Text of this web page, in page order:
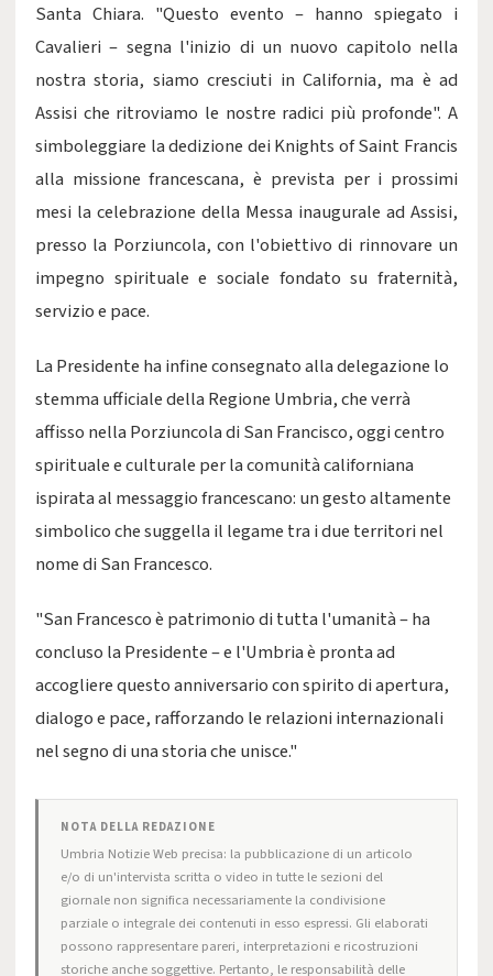
Santa Chiara. "Questo evento – hanno spiegato i
Cavalieri – segna l'inizio di un nuovo capitolo nella
nostra storia, siamo cresciuti in California, ma è ad
Assisi che ritroviamo le nostre radici più profonde". A
simboleggiare la dedizione dei Knights of Saint Francis
alla missione francescana, è prevista per i prossimi
mesi la celebrazione della Messa inaugurale ad Assisi,
presso la Porziuncola, con l'obiettivo di rinnovare un
impegno spirituale e sociale fondato su fraternità,
servizio e pace.
La Presidente ha infine consegnato alla delegazione lo
stemma ufficiale della Regione Umbria, che verrà
affisso nella Porziuncola di San Francisco, oggi centro
spirituale e culturale per la comunità californiana
ispirata al messaggio francescano: un gesto altamente
simbolico che suggella il legame tra i due territori nel
nome di San Francesco.
"San Francesco è patrimonio di tutta l'umanità – ha
concluso la Presidente – e l'Umbria è pronta ad
accogliere questo anniversario con spirito di apertura,
dialogo e pace, rafforzando le relazioni internazionali
nel segno di una storia che unisce."
NOTA DELLA REDAZIONE
Umbria Notizie Web precisa: la pubblicazione di un articolo
e/o di un'intervista scritta o video in tutte le sezioni del
giornale non significa necessariamente la condivisione
parziale o integrale dei contenuti in esso espressi. Gli elaborati
possono rappresentare pareri, interpretazioni e ricostruzioni
storiche anche soggettive. Pertanto, le responsabilità delle